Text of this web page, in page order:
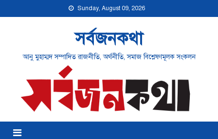
to
Sunday, August 09, 2026
সর্বজনকথা
আনু মুহাম্মদ সম্পাদিত রাজনীতি, অর্থনীতি, সমাজ বিশ্লেষণমূলক সংকলন
Menu